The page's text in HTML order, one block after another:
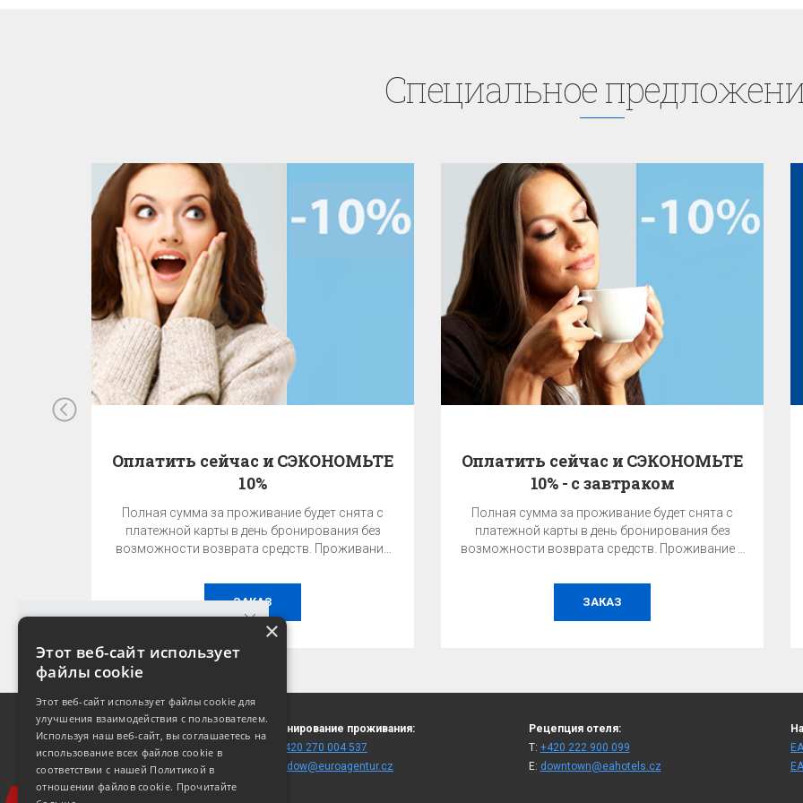
ГАРАНТИЯ ЛУЧШЕЙ ЦЕНЫ!
Лучшую цену можно получить только при
бронировании на этом сайте!
УЗНАТЬ ЦЕНУ И НАЛИЧИЕ
Cпециaльное
Оплатить сейчас и СЭКОНОМЬТЕ
10%
Полная сумма за проживание будет снята с
платежной карты в день бронирования без
возможности возврата средств. Проживание
ЗАКАЗ
Оплатить сейчас и СЭКОНОМЬТЕ
10% - с завтраком
Полная сумма за проживание будет снята с
платежной карты в день бронирования без
возможности возврата средств. Проживание с
ЗАКАЗ
110 00 Praha 1
(карта)
Бронирование проживания:
+420 270 004 537
fitdow@euroagentur.cz
Рецепция отеля:
T: +420 222 900 099
E: downtown@eahotels.cz
×
Этот веб-сайт использует
файлы cookie
Этот веб-сайт использует файлы cookie для
улучшения взаимодействия с пользователем.
Используя наш веб-сайт, вы соглашаетесь на
использование всех файлов cookie в
соответствии с нашей Политикой в ​​
отношении файлов cookie. Прочитайте